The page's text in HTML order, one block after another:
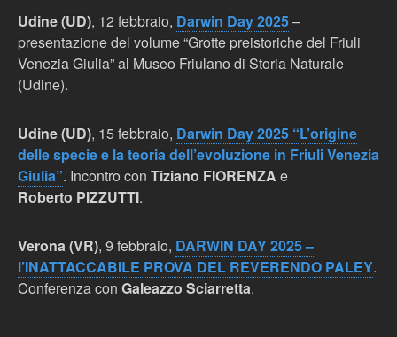
Udine (UD), 12 febbraio, Darwin Day 2025–
presentazione del volume “Grotte preistoriche del Friuli
Venezia Giulia” al Museo Friulano di Storia Naturale
(Udine).
Udine (UD), 15 febbraio, Darwin Day 2025 “L’origine
delle specie e la teoria dell’evoluzione in Friuli Venezia
Giulia”. Incontro con Tiziano FIORENZA e
Roberto PIZZUTTI.
Verona (VR), 9 febbraio, DARWIN DAY 2025 –
l’INATTACCABILE PROVA DEL REVERENDO PALEY.
Conferenza con Galeazzo Sciarretta.